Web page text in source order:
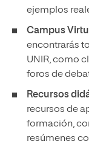
ejemplos
Campus
encontrarás
UNIR, como
foros de
Recursos
recursos de
formación,
resúmenes